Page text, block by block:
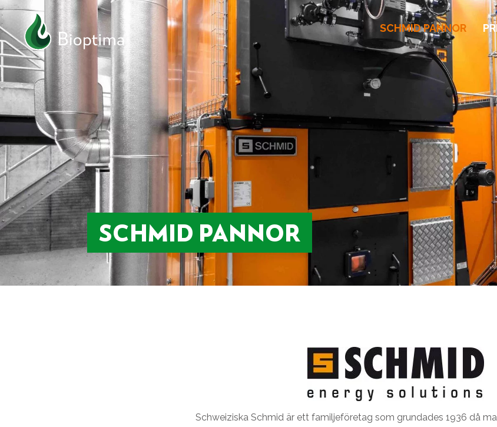
SCHMID PANNOR
SCHMID PANNOR
Schweiziska Schmid är ett familjeföretag som grundades 1936 då